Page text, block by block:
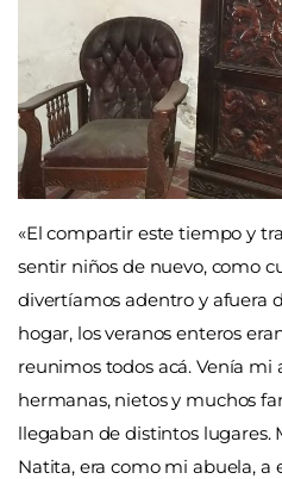
«El compartir este tiempo y
sentir niños de nuevo, como
divertíamos adentro y afuera
hogar, los veranos enteros
reunimos todos acá. Venía mi
hermanas, nietos y muchos
llegaban de distintos lugares.
Natita, era como mi abuela, a